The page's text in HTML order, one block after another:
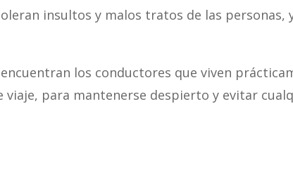
insultos y malos tratos de las personas,
los conductores que viven
viaje, para mantenerse despierto y evitar